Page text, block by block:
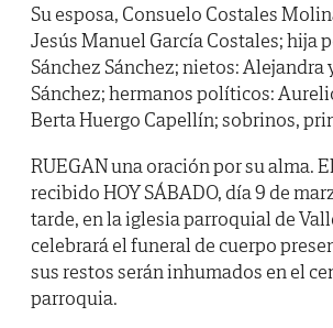
Su esposa, Consuelo Costales
Jesús Manuel García Costales; hija
Sánchez Sánchez; nietos: Alejandra
Sánchez; hermanos políticos:
Berta Huergo Capellín; sobrinos,
RUEGAN una oración por su alma.
recibido HOY SÁBADO, día 9 de
tarde, en la iglesia parroquial de
celebrará el funeral de cuerpo
sus restos serán inhumados en el
parroquia.